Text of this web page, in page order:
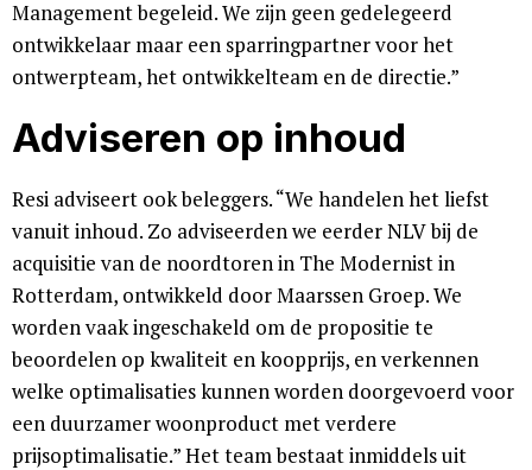
Management begeleid. We zijn geen gedelegeerd
ontwikkelaar maar een sparringpartner voor het
ontwerpteam, het ontwikkelteam en de directie.”
Adviseren op inhoud
Resi adviseert ook beleggers. “We handelen het liefst
vanuit inhoud. Zo adviseerden we eerder NLV bij de
acquisitie van de noordtoren in The Modernist in
Rotterdam, ontwikkeld door Maarssen Groep. We
worden vaak ingeschakeld om de propositie te
beoordelen op kwaliteit en koopprijs, en verkennen
welke optimalisaties kunnen worden doorgevoerd voor
een duurzamer woonproduct met verdere
prijsoptimalisatie.” Het team bestaat inmiddels uit